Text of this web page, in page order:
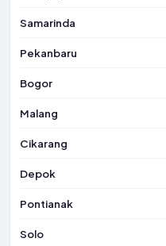
Samarinda
Pekanbaru
Bogor
Malang
Cikarang
Depok
Pontianak
Solo